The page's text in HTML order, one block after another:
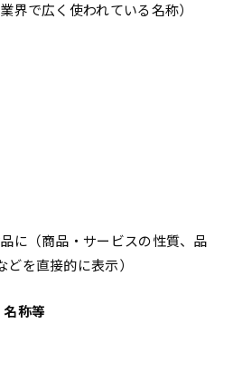
界で広く使われている名称）
に（商品・サービスの性質、品
を直接的に表示）
称等